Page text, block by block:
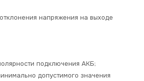
напряжения на выходе
подключения АКБ;
допустимого значения